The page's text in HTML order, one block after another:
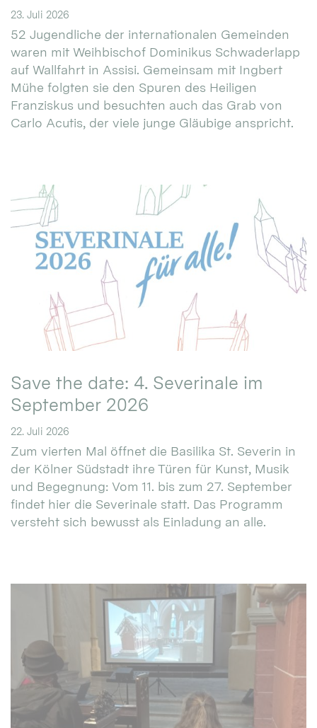
23. Juli 2026
52 Jugendliche der internationalen Gemeinden
waren mit Weihbischof Dominikus Schwaderlapp
auf Wallfahrt in Assisi. Gemeinsam mit Ingbert
Mühe folgten sie den Spuren des Heiligen
Franziskus und besuchten auch das Grab von
Carlo Acutis, der viele junge Gläubige anspricht.
Save the date: 4. Severinale im
September 2026
22. Juli 2026
Zum vierten Mal öffnet die Basilika St. Severin in
der Kölner Südstadt ihre Türen für Kunst, Musik
und Begegnung: Vom 11. bis zum 27. September
findet hier die Severinale statt. Das Programm
versteht sich bewusst als Einladung an alle.